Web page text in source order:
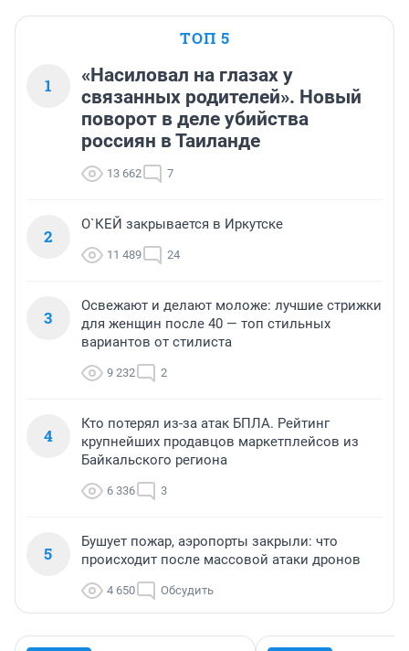
ТОП 5
1
«Насиловал на глазах у
связанных родителей». Новый
поворот в деле убийства
россиян в Таиланде
13 662 7
2
О`КЕЙ закрывается в Иркутске
11 489 24
3
Освежают и делают моложе: лучшие стрижки
для женщин после 40 — топ стильных
вариантов от стилиста
9 232 2
4
Кто потерял из-за атак БПЛА. Рейтинг
крупнейших продавцов маркетплейсов из
Байкальского региона
6 336 3
5
Бушует пожар, аэропорты закрыли: что
происходит после массовой атаки дронов
4 650 Обсудить